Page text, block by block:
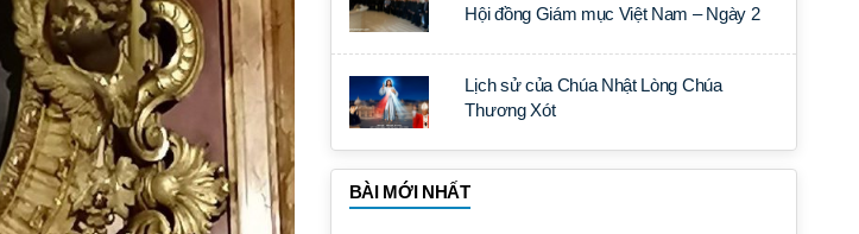
Hội đồng Giám mục Việt Nam – Ngày 2
Lịch sử của Chúa Nhật Lòng Chúa
Thương Xót
BÀI MỚI NHẤT